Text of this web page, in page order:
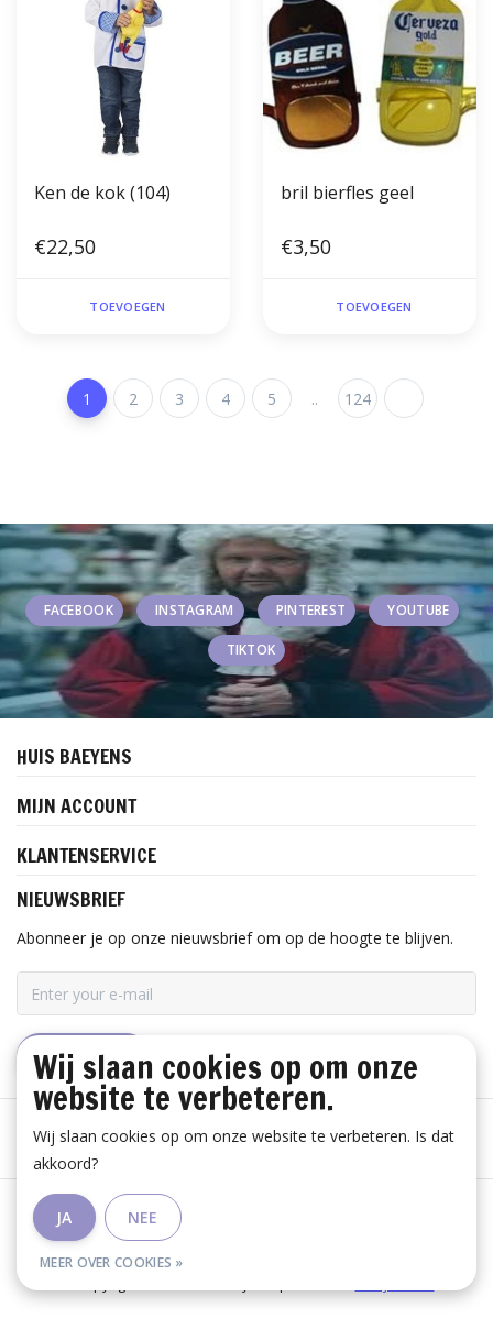
Ken de kok (104)
€22,50
TOEVOEGEN
bril bierfles geel
€3,50
TOEVOEGEN
1 2 3 4 5 .. 124
FACEBOOK INSTAGRAM PINTEREST YOUTUBE
TIKTOK
HUIS BAEYENS
MIJN ACCOUNT
KLANTENSERVICE
NIEUWSBRIEF
Abonneer je op onze nieuwsbrief om op de hoogte te blijven.
ABONNEER
Algemene voorwaarden
Wij slaan cookies op om onze
website te verbeteren.
Wij slaan cookies op om onze website te verbeteren. Is dat
akkoord?
JA NEE
MEER OVER COOKIES »